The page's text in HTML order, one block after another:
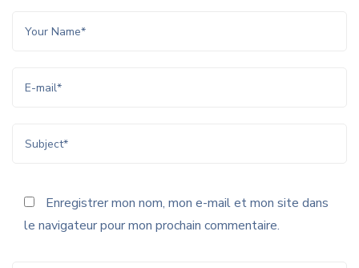
Enregistrer mon nom, mon e-mail et mon site dans
le navigateur pour mon prochain commentaire.